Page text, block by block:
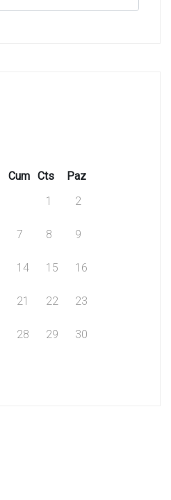
Cum Cts
Paz
1
2
7 8 9
14 15 16
21 22 23
28 29 30